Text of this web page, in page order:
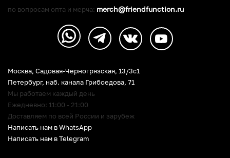
Москва, Садовая-Черногрязская, 13/3c1
Петербург, наб. канала Грибоедова, 71
Мы работаем каждый день
Ежедневно: 11:00 - 21:00
Доставляем по всей России и зарубеж
Написать нам в WhatsApp
Написать нам в Telegram
по вопросам опта и мерча: merch@friendfunction.ru